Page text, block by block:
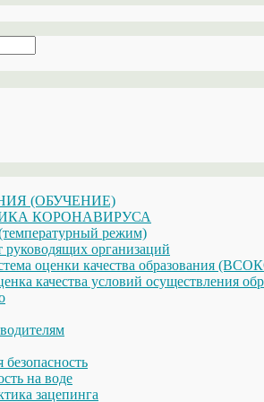
(ОБУЧЕНИЕ)
КОРОНАВИРУСА
режим)
организаций
оценки качества образования
качества условий осуществления
на воде
зацепинга